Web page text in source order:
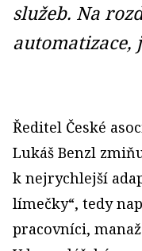
služeb. Na
automatizace,
Ředitel České
Lukáš Benzl
k nejrychlejší
límečky“, tedy
pracovníci,